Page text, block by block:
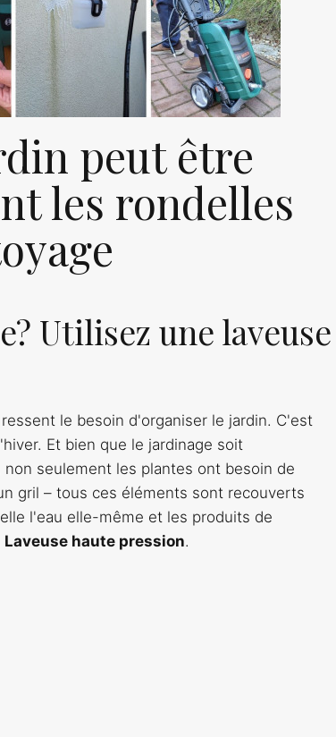
peut être
les rondelles
Utilisez une laveuse
le besoin d'organiser le jardin. C'est
Et bien que le jardinage soit
seulement les plantes ont besoin de
gril – tous ces éléments sont recouverts
l'eau elle-même et les produits de
Laveuse haute pression.